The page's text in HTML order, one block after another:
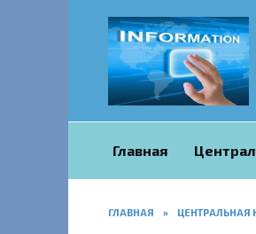
Главная
ГЛАВНАЯ » ЦЕНТРАЛЬНАЯ